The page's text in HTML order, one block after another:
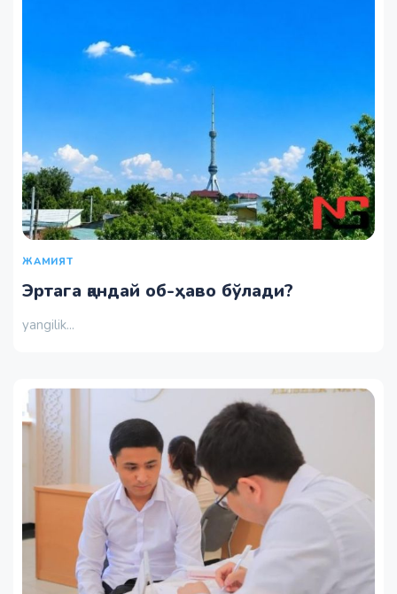
ЖАМИЯТ
Эртага қандай об-ҳаво бўлади?
yangilik...